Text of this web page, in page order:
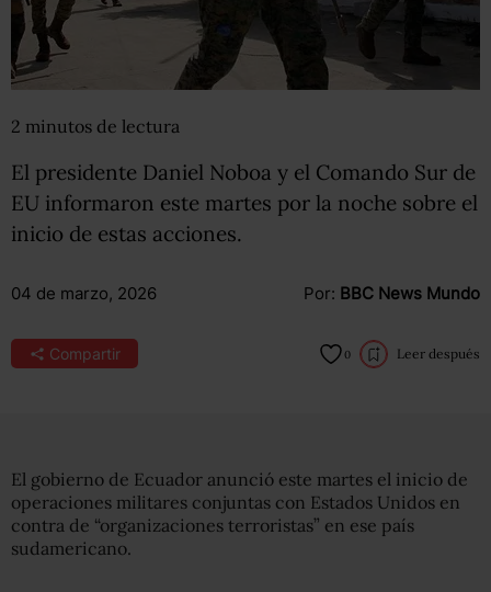
2 minutos de lectura
El presidente Daniel Noboa y el Comando Sur de
EU informaron este martes por la noche sobre el
inicio de estas acciones.
04 de marzo, 2026 Por: BBC News Mundo
Compartir 0 Leer después
El gobierno de Ecuador anunció este martes el inicio de
operaciones militares conjuntas con Estados Unidos en
contra de “organizaciones terroristas” en ese país
sudamericano.